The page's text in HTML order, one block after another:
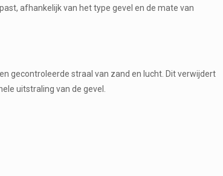
afhankelijk van het type gevel en de mate van
gecontroleerde straal van zand en lucht. Dit verwijdert
uitstraling van de gevel.